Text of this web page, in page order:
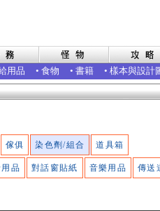
用品 • 食物 • 書籍 • 樣本與設計
傢俱 染色劑/組合 道具箱
品 對話窗貼紙 音樂用品 傳送